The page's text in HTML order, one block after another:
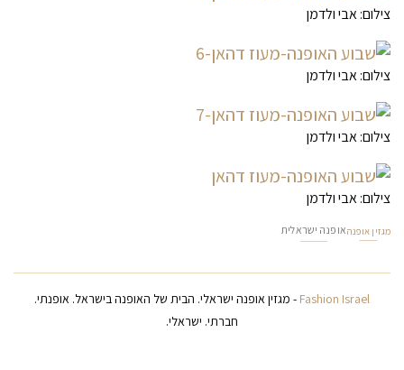
צילום: אבי ולדמן
צילום: אבי ולדמן
צילום: אבי ולדמן
צילום: אבי ולדמן
מגזין אופנהאופנה ישראלית
Fashion Israel - מגזין אופנה ישראלי. הבית של האופנה בישראל. אופנתי.
חברתי. ישראלי.